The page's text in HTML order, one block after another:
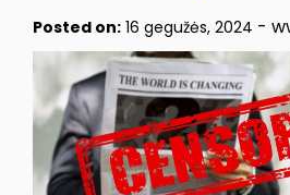
Posted on: 16 gegužės, 2024 -